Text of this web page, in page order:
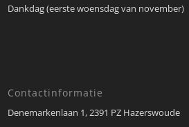
Dankdag (eerste woensdag van november)
Contactinformatie
Denemarkenlaan 1, 2391 PZ Hazerswoude